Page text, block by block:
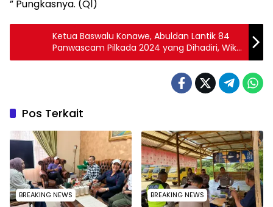
” Pungkasnya. (Ql)
Ketua Baswalu Konawe, Abuldan Lantik 84
Panwascam Pilkada 2024 yang Dihadiri, Wike
Ketua KPU, Komisioner Bawaslu Sandra Asbar
dan Restu Tebara. Uniknya Restu Telihat
Pos Terkait
BREAKING NEWS BREAKING NEWS